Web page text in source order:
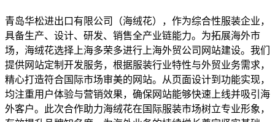
青岛华松进出口有限公司（海绒花），作为综合性服装企业，
具备生产、设计、研发、销售全产业链能力。为拓展海外市
场，海绒花选择上海多荣多进行上海外贸公司网站建设。我们
提供网站定制开发服务，根据服装行业特性与外贸业务需求，
精心打造符合国际市场审美的网站。从页面设计到功能实现，
均注重用户体验与营销效果，确保网站能够快速上线并吸引海
外客户。此次合作助力海绒花在国际服装市场树立专业形象，